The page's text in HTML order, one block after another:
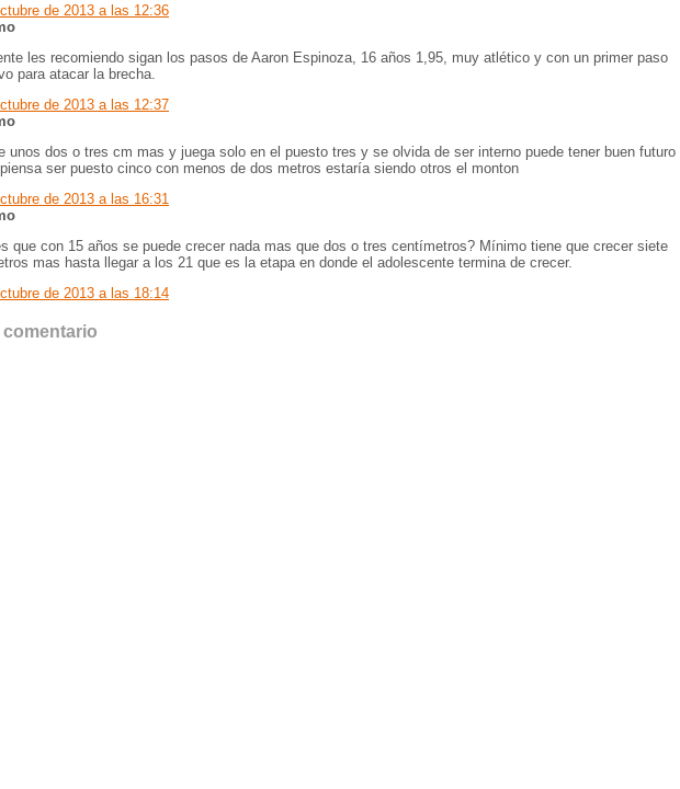
de 2013 a las 12:36
les recomiendo sigan los pasos de Aaron Espinoza, 16 años 1,95, muy atlético y con un primer paso
para atacar la brecha.
de 2013 a las 12:37
unos dos o tres cm mas y juega solo en el puesto tres y se olvida de ser interno puede tener buen futuro
ser puesto cinco con menos de dos metros estaría siendo otros el monton
de 2013 a las 16:31
que con 15 años se puede crecer nada mas que dos o tres centímetros? Mínimo tiene que crecer siete
mas hasta llegar a los 21 que es la etapa en donde el adolescente termina de crecer.
de 2013 a las 18:14